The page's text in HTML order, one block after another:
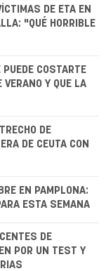
DE ETA EN
"QUÉ HORRIBLE
COSTARTE
Y QUE LA
DE
DE CEUTA CON
EN PAMPLONA:
ESTA SEMANA
DE
POR UN TEST Y